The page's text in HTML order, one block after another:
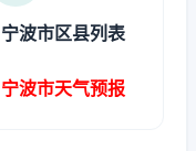
宁波市区县列表
宁波市天气预报